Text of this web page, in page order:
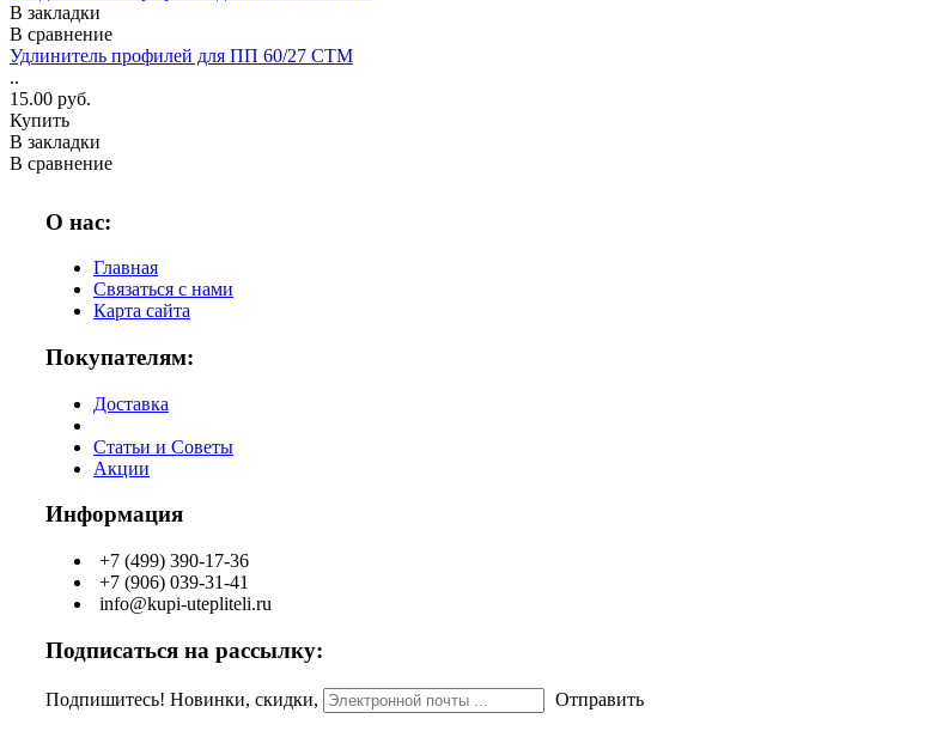
В закладки
В сравнение
Удлинитель профилей для ПП 60/27 СТМ
..
15.00 руб.
Купить
В закладки
В сравнение
О нас:
Главная
Связаться с нами
Карта сайта
Покупателям:
Доставка
Статьи и Советы
Акции
Информация
+7 (499) 390-17-36
+7 (906) 039-31-41
info@kupi-utepliteli.ru
Подписаться на рассылку:
Подпишитесь! Новинки, скидки, Отправить